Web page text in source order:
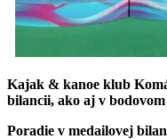
Kajak & kanoe klub
bilancii, ako aj v
Poradie v medailovej